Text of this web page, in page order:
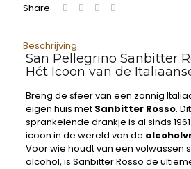
Share
Beschrijving
San Pellegrino Sanbitter
Hét Icoon van de
Breng de sfeer van een zonnig
eigen huis met Sanbitter Rosso.
sprankelende drankje is al sinds
icoon in de wereld van de
Voor wie houdt van een volwassen
alcohol, is Sanbitter Rosso de